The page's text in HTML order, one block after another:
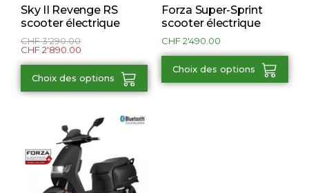
Sky II Revenge RS
scooter électrique
CHF3'290.00
CHF2'890.00
Choix des options
Forza Super-Sprint
scooter électrique
CHF2'490.00
Choix des options